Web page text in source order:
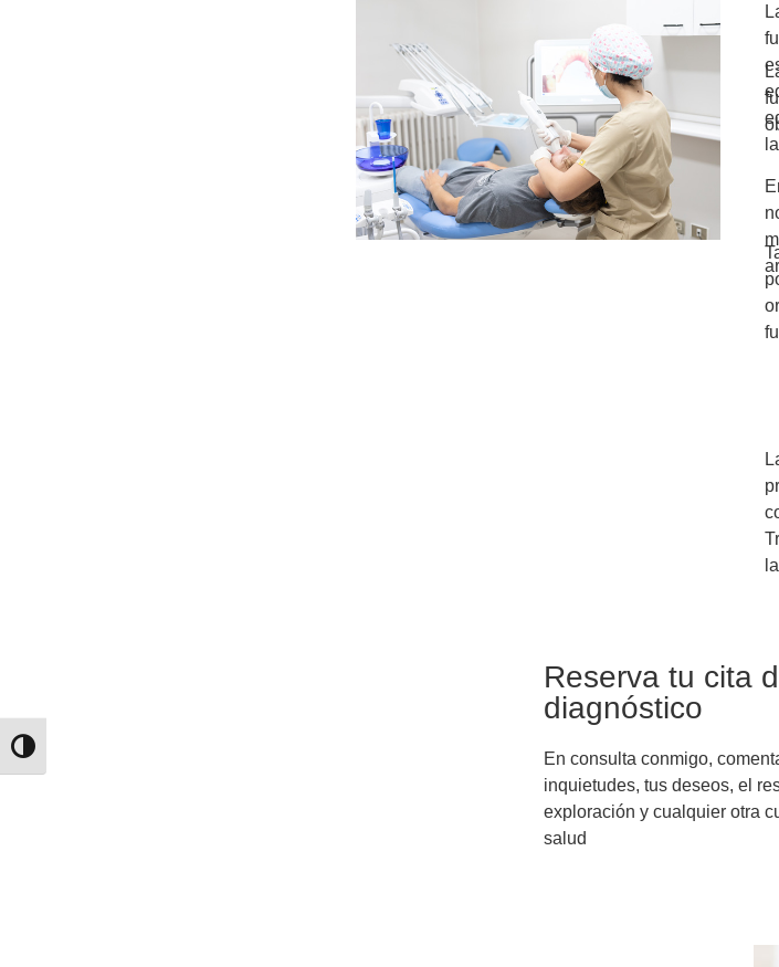
Alternar alto contraste
Reserva tu cita
diagnóstico
En consulta conmigo,
inquietudes, tus deseos, el
exploración y cualquier otra
salud